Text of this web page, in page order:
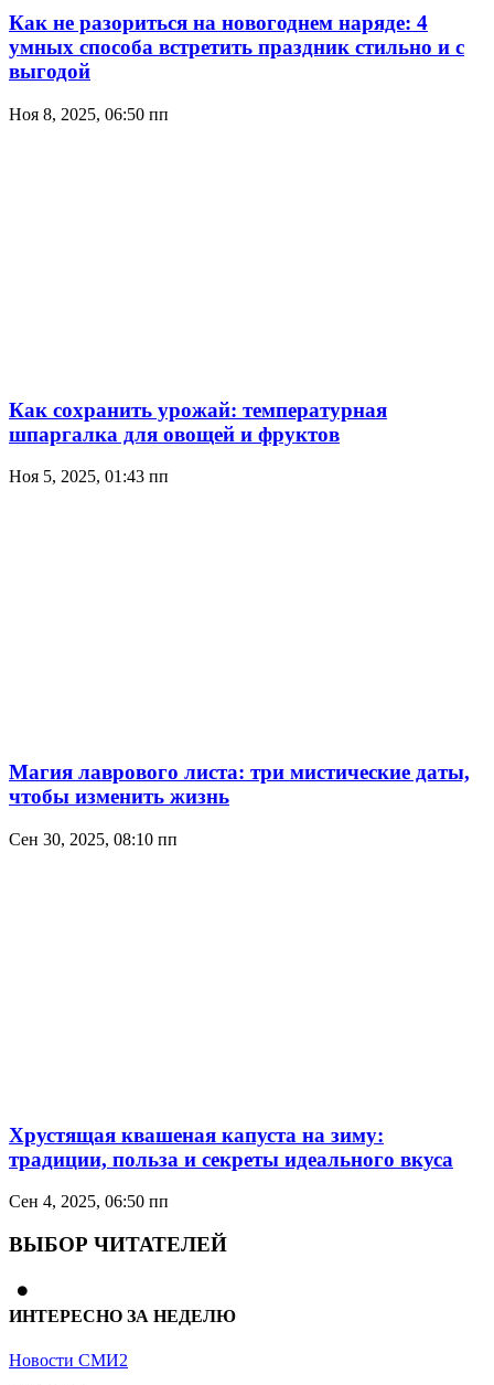
Как не разориться на новогоднем наряде: 4
умных способа встретить праздник стильно и с
выгодой
Ноя 8, 2025, 06:50 пп
Как сохранить урожай: температурная
шпаргалка для овощей и фруктов
Ноя 5, 2025, 01:43 пп
Магия лаврового листа: три мистические даты,
чтобы изменить жизнь
Сен 30, 2025, 08:10 пп
Хрустящая квашеная капуста на зиму:
традиции, польза и секреты идеального вкуса
Сен 4, 2025, 06:50 пп
ВЫБОР ЧИТАТЕЛЕЙ
ИНТЕРЕСНО ЗА НЕДЕЛЮ
Новости СМИ2